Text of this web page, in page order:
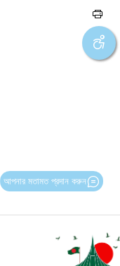
আপনার মতামত প্রদান করুন